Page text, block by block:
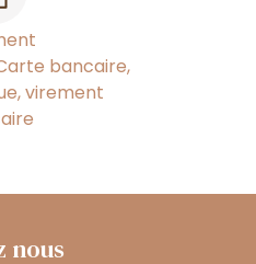
bancaire,
virement
nous